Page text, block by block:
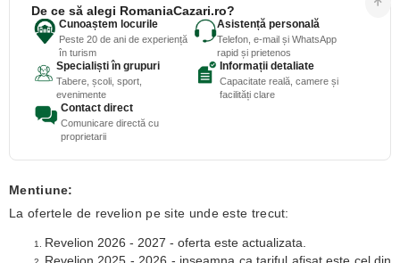
De ce să alegi RomaniaCazari.ro?
Cunoaștem locurile
Peste 20 de ani de experiență
în turism
Asistență personală
Telefon, e-mail și WhatsApp
rapid și prietenos
Specialiști în grupuri
Tabere, școli, sport,
evenimente
Informații detaliate
Capacitate reală, camere și
facilități clare
Contact direct
Comunicare directă cu
proprietarii
Mentiune:
La ofertele de revelion pe site unde este trecut:
Revelion 2026 - 2027 - oferta este actualizata.